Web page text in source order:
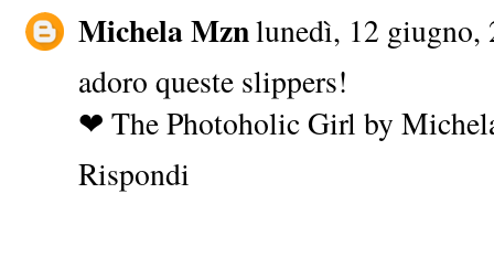
Michela Mznlunedì, 12 giugno,
adoro queste slippers!
❤ The Photoholic Girl by
Rispondi